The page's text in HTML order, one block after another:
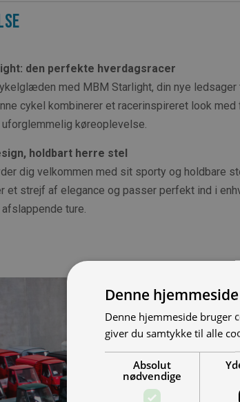
den perfekte hverdagsracer
med MBM Starlight, din nye ledsager
cykel kombinerer et racerinspireret look
køreoplevelse.
holdbart herre stel
dig velkommen med sit sporty og holdbare
et strejf af elegance og passer perfekt ind i
ture.
Denne
Denne hjemmeside bruger
giver du samtykke til alle
Absolut
nødvendige